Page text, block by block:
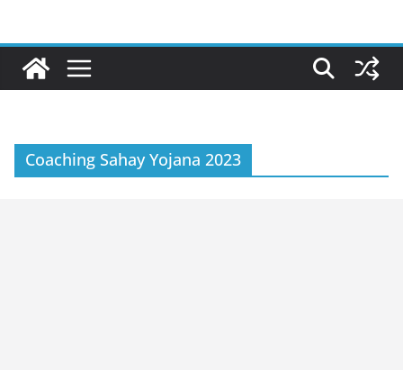
content
Coaching Sahay Yojana 2023